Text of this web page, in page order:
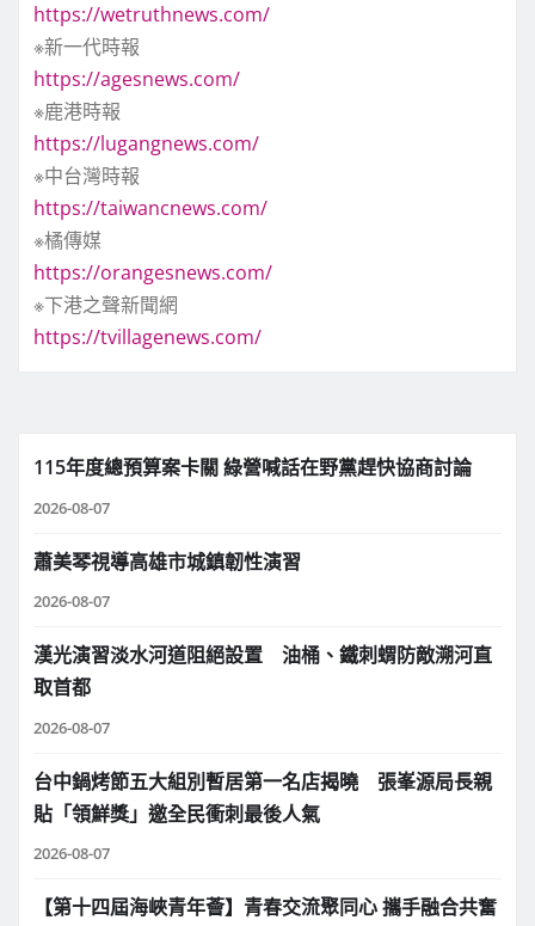
https://wetruthnews.com/
※新一代時報
https://agesnews.com/
※鹿港時報
https://lugangnews.com/
※中台灣時報
https://taiwancnews.com/
※橘傳媒
https://orangesnews.com/
※下港之聲新聞網
https://tvillagenews.com/
115年度總預算案卡關 綠營喊話在野黨趕快協商討論
2026-08-07
蕭美琴視導高雄市城鎮韌性演習
2026-08-07
漢光演習淡水河道阻絕設置 油桶、鐵刺蝟防敵溯河直
取首都
2026-08-07
台中鍋烤節五大組別暫居第一名店揭曉 張峯源局長親
貼「領鮮獎」邀全民衝刺最後人氣
2026-08-07
【第十四屆海峽青年薈】青春交流聚同心 攜手融合共奮